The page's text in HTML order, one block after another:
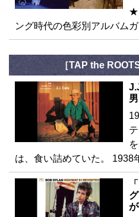
★
ング時代の色彩別アルバム
［TAP the
男
は、食い詰めていた。